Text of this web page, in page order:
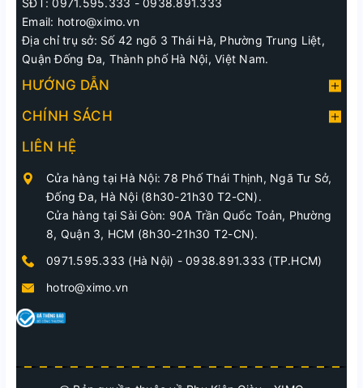
SĐT: 0971.595.333 - 0938.891.333
Email: hotro@ximo.vn
Địa chỉ trụ sở: Số 42 ngõ 3 Thái Hà, Phường Trung Liệt,
Quận Đống Đa, Thành phố Hà Nội, Việt Nam.
HƯỚNG DẪN
CHÍNH SÁCH
LIÊN HỆ
Cửa hàng tại Hà Nội: 78 Phố Thái Thịnh, Ngã Tư Sở,
Đống Đa, Hà Nội (8h30-21h30 T2-CN).
Cửa hàng tại Sài Gòn: 90A Trần Quốc Toản, Phường
8, Quận 3, HCM (8h30-21h30 T2-CN).
0971.595.333 (Hà Nội) - 0938.891.333 (TP.HCM)
hotro@ximo.vn